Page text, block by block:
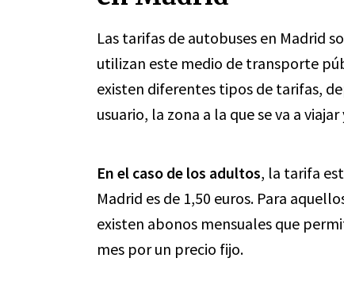
Las tarifas de autobuses en Madrid
utilizan este medio de transporte
existen diferentes tipos de tarifas,
usuario, la zona a la que se va a
En el caso de los adultos, la tarifa
Madrid es de 1,50 euros. Para
existen abonos mensuales que
mes por un precio fijo.